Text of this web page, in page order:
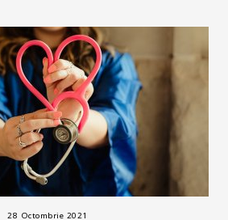
28 Octombrie 2021